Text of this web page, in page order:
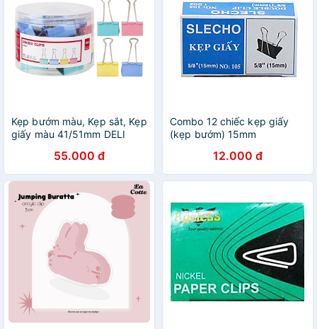
Kẹp bướm màu, Kẹp sắt, Kẹp
giấy màu 41/51mm DELI
55.000 đ
Combo 12 chiếc kẹp giấy
(kẹp bướm) 15mm
12.000 đ